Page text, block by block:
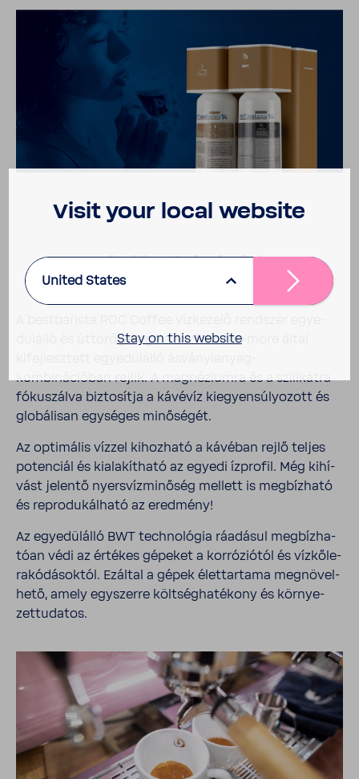
Inno­váció a kávé­víz­ke­ze­
dül­álló és úttörő jellege a BWT water+more által
kombinációban rejlik. A magné­zi­umra és a szili­kátra
fókusz­álva bizto­sítja a kávévíz kiegyen­sú­lyo­zott és
globá­lisan egységes minő­ségét.
Az opti­mális vízzel kihoz­ható a kávéban rejlő teljes
poten­ciál és kiala­kít­ható az egyedi ízprofil. Még kihí­
vást jelentő nyers­víz­mi­nőség mellett is megbíz­ható
és repro­du­kál­ható az ered­mény!
Az egye­dül­álló BWT tech­no­lógia ráadásul megbíz­ha­
tóan védi az értékes gépeket a korró­zi­ótól és vízkő­le­
ra­kó­dá­soktól. Ezáltal a gépek élet­tar­tama megnö­vel­
hető, amely egyszerre költ­ség­ha­té­kony és környe­
zet­tu­datos.
Visit your local website
United States
Stay on this website